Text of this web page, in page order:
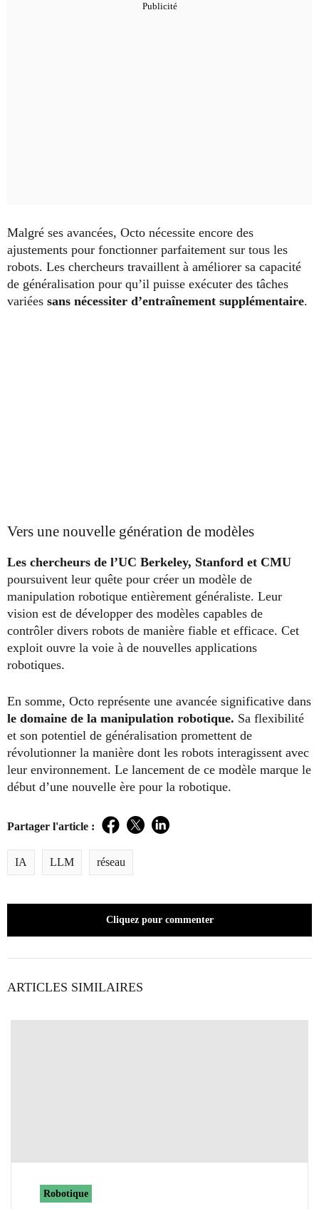
Malgré ses avancées, Octo nécessite encore des
ajustements pour fonctionner parfaitement sur tous les
robots. Les chercheurs travaillent à améliorer sa capacité
de généralisation pour qu’il puisse exécuter des tâches
variées sans nécessiter d’entraînement supplémentaire.
Vers une nouvelle génération de modèles
Les chercheurs de l’UC Berkeley, Stanford et CMU
poursuivent leur quête pour créer un modèle de
manipulation robotique entièrement généraliste. Leur
vision est de développer des modèles capables de
contrôler divers robots de manière fiable et efficace. Cet
exploit ouvre la voie à de nouvelles applications
robotiques.
En somme, Octo représente une avancée significative dans
le domaine de la manipulation robotique. Sa flexibilité
et son potentiel de généralisation promettent de
révolutionner la manière dont les robots interagissent avec
leur environnement. Le lancement de ce modèle marque le
début d’une nouvelle ère pour la robotique.
Partager l'article : Facebook
TwitterLinkedIn
IA LLM réseau
Cliquez pour commenter
ARTICLES SIMILAIRES
Robotique